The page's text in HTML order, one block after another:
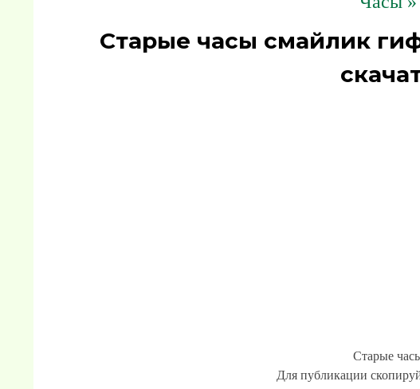
Старые часы смайлик
Старые
Для публикации